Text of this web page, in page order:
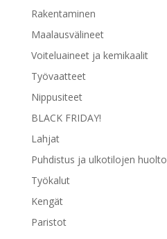
Rakentaminen
Maalausvälineet
Voiteluaineet ja kemikaalit
Työvaatteet
Nippusiteet
BLACK FRIDAY!
Lahjat
Puhdistus ja ulkotilojen huolto
Työkalut
Kengät
Paristot